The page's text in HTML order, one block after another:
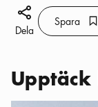
Dela ikon
Dela
Spara
Spara